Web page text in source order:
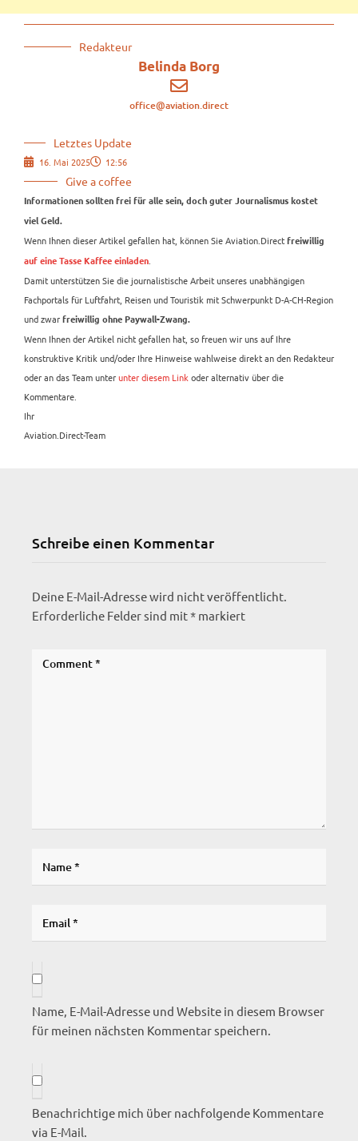
Redakteur
Belinda Borg
office@aviation.direct
Letztes Update
16. Mai 2025 12:56
Give a coffee
Informationen sollten frei für alle sein, doch guter Journalismus kostet
viel Geld.
Wenn Ihnen dieser Artikel gefallen hat, können Sie Aviation.Direct freiwillig
auf eine Tasse Kaffee einladen
Damit unterstützen Sie die journalistische Arbeit unseres unabhängigen
Fachportals für Luftfahrt, Reisen und Touristik mit Schwerpunkt D-A-CH-Region
und zwar freiwillig ohne Paywall-Zwang.
Wenn Ihnen der Artikel nicht gefallen hat, so freuen wir uns auf Ihre
konstruktive Kritik und/oder Ihre Hinweise wahlweise direkt an den Redakteur
oder an das Team unterunter diesem Link oder alternativ über die
Kommentare.
Ihr
Aviation.Direct-Team
Schreibe einen Kommentar
Deine E-Mail-Adresse wird nicht veröffentlicht.
Erforderliche Felder sind mit* markiert
Name, E-Mail-Adresse und Website in diesem Browser
für meinen nächsten Kommentar speichern.
Benachrichtige mich über nachfolgende Kommentare
via E-Mail.